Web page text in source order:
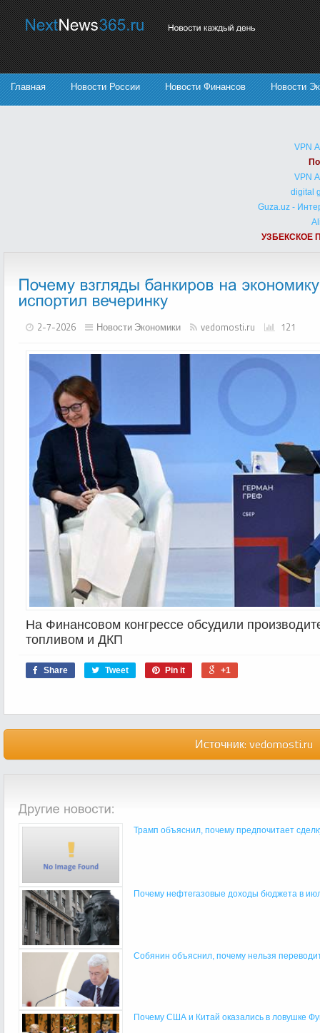
Главная Новости России Новости Финансов Новости
VPN
VPN
digital
Guza.uz -
УЗБЕКСКОЕ
2-7-2026 Новости Экономики vedomosti.ru 121
На Финансовом конгрессе обсудили
топливом и ДКП
Share Tweet Pin it +1
Источник: vedomosti.ru
Трамп объяснил, почему предпочитает
Почему нефтегазовые доходы бюджета в
Собянин объяснил, почему нельзя
Почему США и Китай оказались в ловушке